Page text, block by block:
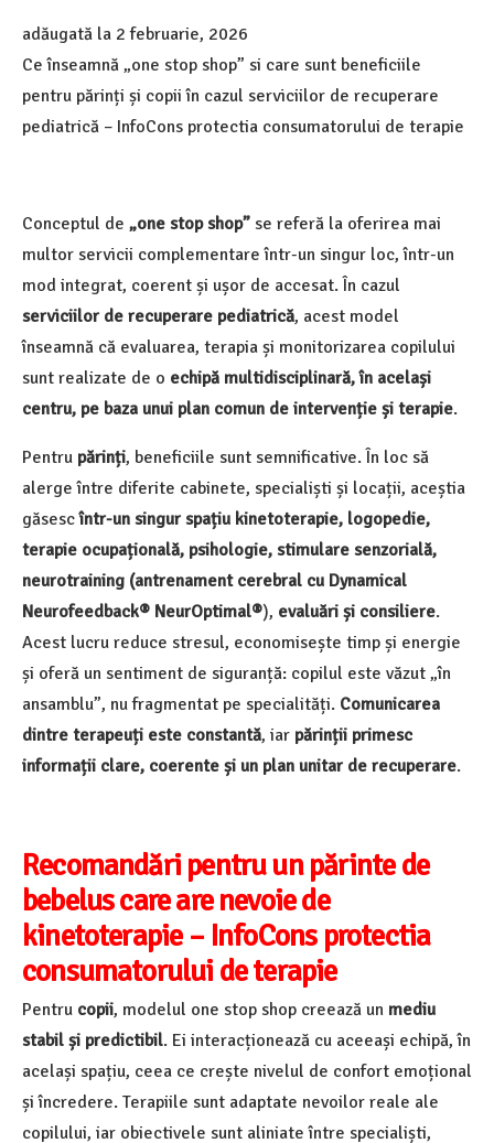
adăugată la 2 februarie, 2026
Ce înseamnă „one stop shop” si care sunt beneficiile
pentru părinți și copii în cazul serviciilor de recuperare
pediatrică – InfoCons protectia consumatorului de terapie
Conceptul de „one stop shop” se referă la oferirea mai
multor servicii complementare într-un singur loc, într-un
mod integrat, coerent și ușor de accesat. În cazul
serviciilor de recuperare pediatrică, acest model
înseamnă că evaluarea, terapia și monitorizarea copilului
sunt realizate de o echipă multidisciplinară, în același
centru, pe baza unui plan comun de intervenție și terapie.
Pentru părinți, beneficiile sunt semnificative. În loc să
alerge între diferite cabinete, specialiști și locații, aceștia
găsescîntr-un singur spațiu kinetoterapie, logopedie,
terapie ocupațională, psihologie, stimulare senzorială,
neurotraining (antrenament cerebral cu Dynamical
Neurofeedback® NeurOptimal®), evaluări și consiliere.
Acest lucru reduce stresul, economisește timp și energie
și oferă un sentiment de siguranță: copilul este văzut „în
ansamblu”, nu fragmentat pe specialități. Comunicarea
dintre terapeuți este constantă, iar părinții primesc
informații clare, coerente și un plan unitar de recuperare.
Recomandări pentru un părinte de
bebelus care are nevoie de
kinetoterapie – InfoCons protectia
consumatorului de terapie
Pentru copii, modelul one stop shop creează un mediu
stabil și predictibil. Ei interacționează cu aceeași echipă, în
același spațiu, ceea ce crește nivelul de confort emoțional
și încredere. Terapiile sunt adaptate nevoilor reale ale
copilului, iar obiectivele sunt aliniate între specialiști,